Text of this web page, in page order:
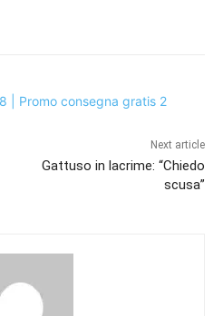
Next article
Gattuso in lacrime: “Chiedo
scusa”